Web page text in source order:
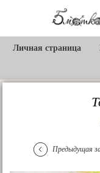
Личная страница
Предыдущая